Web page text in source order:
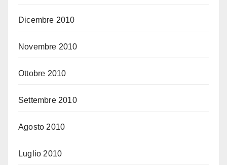
Dicembre 2010
Novembre 2010
Ottobre 2010
Settembre 2010
Agosto 2010
Luglio 2010